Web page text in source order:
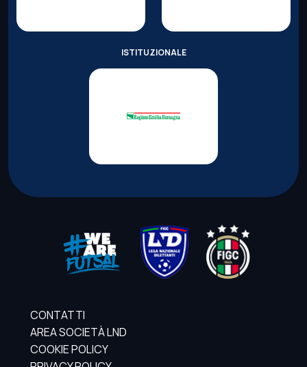
ISTITUZIONALE
CONTATTI
AREA SOCIETÀ LND
COOKIE POLICY